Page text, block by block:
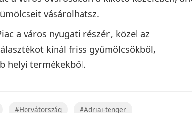
vásárolhatsz.
a város nyugati részén, közel az
kínál friss gyümölcsökből,
helyi termékekből.
#Horvátország
#Adriai-tenger